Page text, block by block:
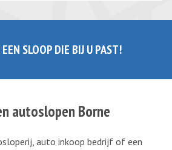
SLOOP DIE BIJ U PAST!
autoslopen Borne
auto inkoop bedrijf of een